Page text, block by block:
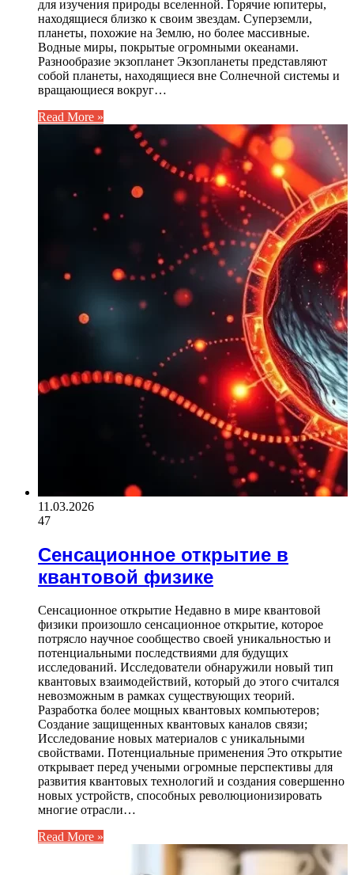
для изучения природы вселенной. Горячие юпитеры,
находящиеся близко к своим звездам. Суперземли,
планеты, похожие на Землю, но более массивные.
Водные миры, покрытые огромными океанами.
Разнообразие экзопланет Экзопланеты представляют
собой планеты, находящиеся вне Солнечной системы и
вращающиеся вокруг…
Read More »
11.03.2026
47
Сенсационное открытие в
квантовой физике
Сенсационное открытие Недавно в мире квантовой
физики произошло сенсационное открытие, которое
потрясло научное сообщество своей уникальностью и
потенциальными последствиями для будущих
исследований. Исследователи обнаружили новый тип
квантовых взаимодействий, который до этого считался
невозможным в рамках существующих теорий.
Разработка более мощных квантовых компьютеров;
Создание защищенных квантовых каналов связи;
Исследование новых материалов с уникальными
свойствами. Потенциальные применения Это открытие
открывает перед учеными огромные перспективы для
развития квантовых технологий и создания совершенно
новых устройств, способных революционизировать
многие отрасли…
Read More »